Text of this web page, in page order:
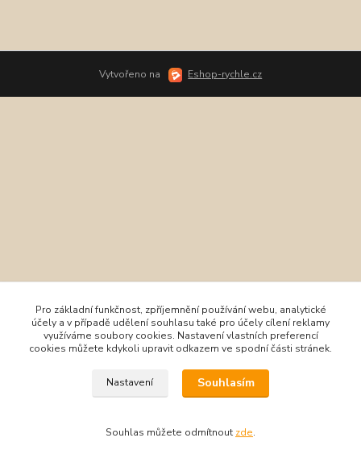
Vytvořeno na Eshop-rychle.cz
Pro základní funkčnost, zpříjemnění používání webu, analytické
účely a v případě udělení souhlasu také pro účely cílení reklamy
využíváme soubory cookies. Nastavení vlastních preferencí
cookies můžete kdykoli upravit odkazem ve spodní části stránek.
Nastavení Souhlasím
Souhlas můžete odmítnout zde.